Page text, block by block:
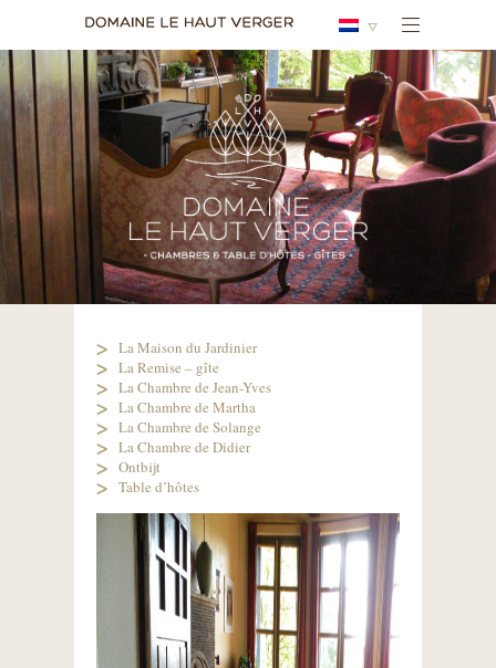
La Maison du Jardinier
La Remise – gîte
La Chambre de Jean-Yves
La Chambre de Martha
La Chambre de Solange
La Chambre de Didier
Ontbijt
Table d’hôtes